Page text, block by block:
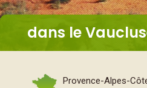
dans le
Provence-Alpes-